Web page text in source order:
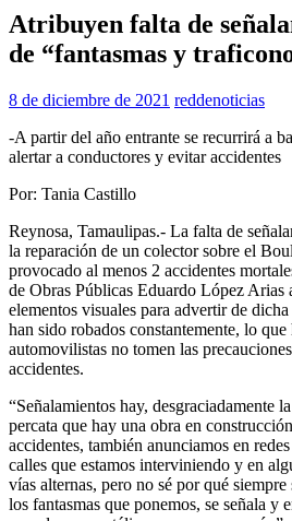
Atribuyen falta de
de “fantasmas y
8 de diciembre de 2021 reddenoticias
-A partir del año entrante se recurrirá a
alertar a conductores y evitar accidentes
Por: Tania Castillo
Reynosa, Tamaulipas.- La falta de
la reparación de un colector sobre el
provocado al menos 2 accidentes
de Obras Públicas Eduardo López Arias
elementos visuales para advertir de
han sido robados constantemente, lo
automovilistas no tomen las
accidentes.
“Señalamientos hay, desgraciadamente
percata que hay una obra en
accidentes, también anunciamos en
calles que estamos interviniendo y en
vías alternas, pero no sé por qué
los fantasmas que ponemos, se señala y